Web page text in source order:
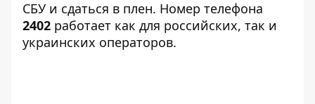
СБУ и сдаться в плен. Номер телефона
2402 работает как для российских, так и
украинских операторов.